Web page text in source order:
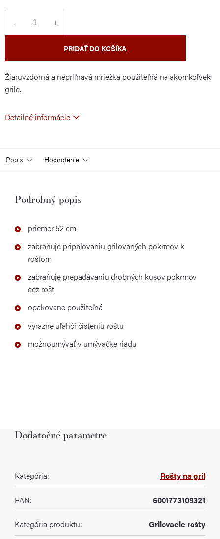
cena:
PRIDAŤ DO KOŠÍKA
Žiaruvzdorná a nepriľnavá mriežka použiteľná na akomkoľvek
grile.
Detailné informácie
Popis Hodnotenie
Podrobný popis
priemer 52 cm
zabraňuje pripaľovaniu grilovaných pokrmov k
roštom
zabraňuje prepadávaniu drobných kusov pokrmov
cez rošt
opakovane použiteľná
výrazne uľahčí čisteniu roštu
možnoumývať v umývačke riadu
Dodatočné parametre
Kategória: Rošty na gril
EAN: 6001773109321
Kategória produktu: Grilovacie rošty